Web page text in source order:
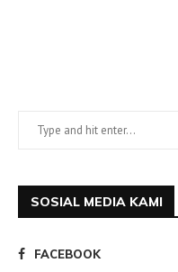
SOSIAL MEDIA KAMI
FACEBOOK